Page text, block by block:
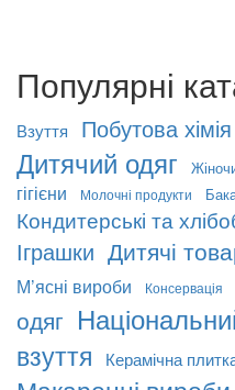
Популярні
Взуття Побутова хімія
Дитячий одяг
гігієни
Молочні продукти
Кондитерські та
Іграшки Дитячі
М’ясні вироби Консервація
одяг
взуття
Керамічна